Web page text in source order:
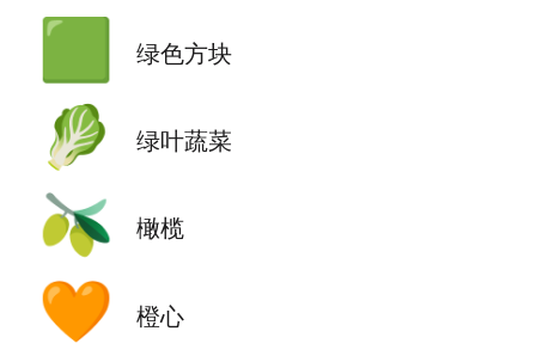
🟩 绿色方块
🥬 绿叶蔬菜
🫒 橄榄
🧡 橙心